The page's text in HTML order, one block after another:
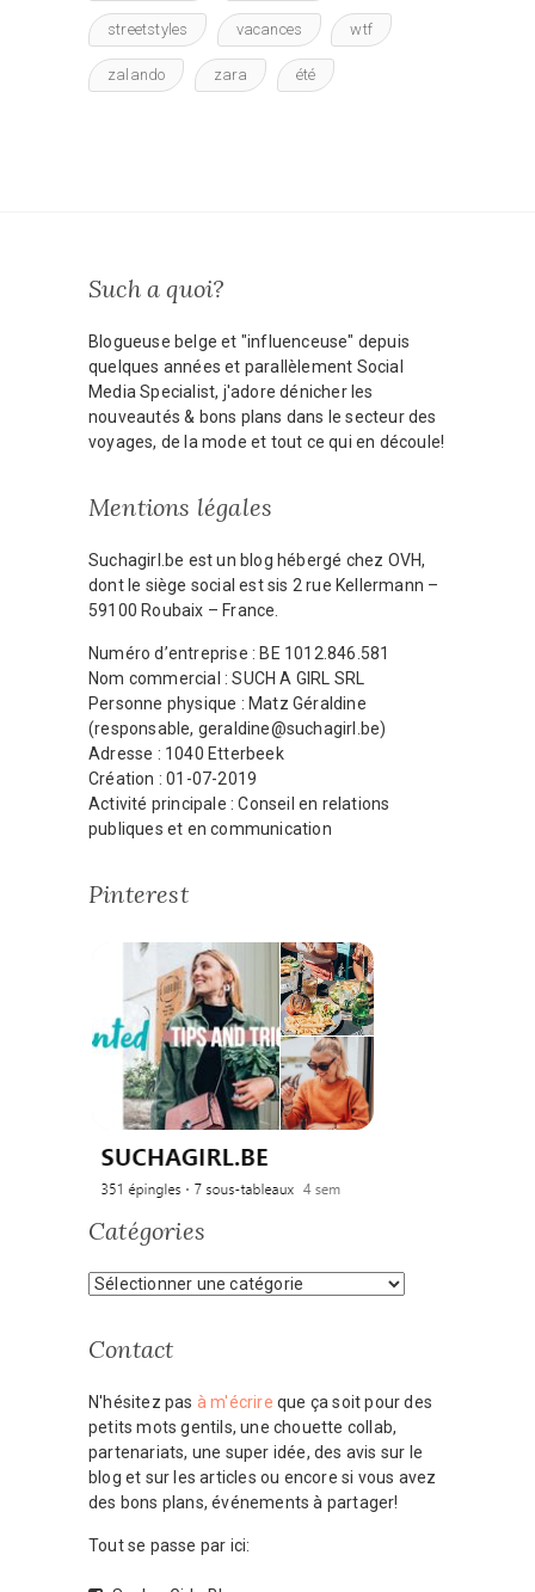
streetstyles vacances wtf
zalando zara été
Such a quoi?
Blogueuse belge et "influenceuse" depuis
quelques années et parallèlement Social
Media Specialist, j'adore dénicher les
nouveautés & bons plans dans le secteur des
voyages, de la mode et tout ce qui en découle!
Mentions légales
Suchagirl.be est un blog hébergé chez OVH,
dont le siège social est sis 2 rue Kellermann –
59100 Roubaix – France.
Numéro d’entreprise : BE 1012.846.581
Nom commercial : SUCH A GIRL SRL
Personne physique : Matz Géraldine
(responsable, geraldine@suchagirl.be)
Adresse : 1040 Etterbeek
Création : 01-07-2019
Activité principale : Conseil en relations
publiques et en communication
Pinterest
Catégories
Catégories
Contact
N'hésitez pas à m'écrire que ça soit pour des
petits mots gentils, une chouette collab,
partenariats, une super idée, des avis sur le
blog et sur les articles ou encore si vous avez
des bons plans, événements à partager!
Tout se passe par ici: